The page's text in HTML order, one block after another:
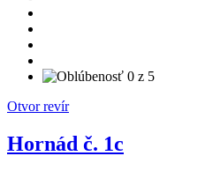
Otvor revír
Hornád č. 1c